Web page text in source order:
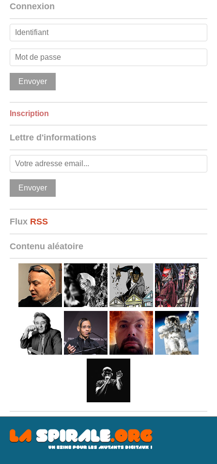
Connexion
Inscription
Lettre d'informations
Flux RSS
Contenu aléatoire